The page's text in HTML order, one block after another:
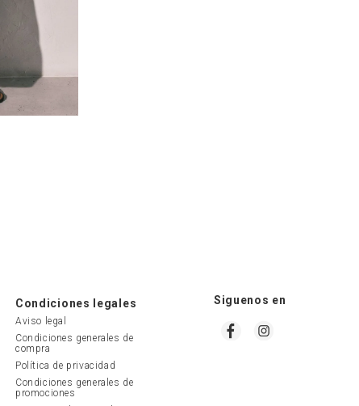
Condiciones legales
Aviso legal
Condiciones generales de
compra
Política de privacidad
Condiciones generales de
promociones
Siguenos en